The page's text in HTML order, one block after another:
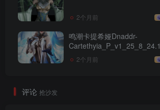
2个月前
鸣潮卡提希娅Dnaddr-
Cartethyia_P_v1_25_8_24.1
2个月前
评论 抢沙发